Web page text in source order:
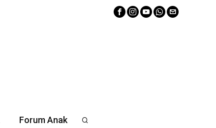
Forum Anak